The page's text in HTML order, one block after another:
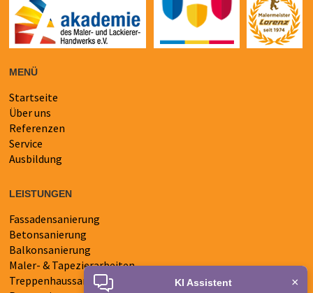
MENÜ
Navigation
überspringen
Startseite
Über uns
Referenzen
Service
Ausbildung
LEISTUNGEN
Navigation
überspringen
Fassadensanierung
Betonsanierung
Balkonsanierung
Maler- & Tapezierarbeiten
Treppenhaussanierung
KI Assistent ×